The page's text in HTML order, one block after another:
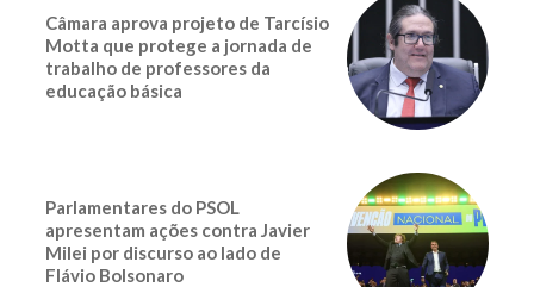
Câmara aprova projeto de Tarcísio
Motta que protege a jornada de
trabalho de professores da
educação básica
Parlamentares do PSOL
apresentam ações contra Javier
Milei por discurso ao lado de
Flávio Bolsonaro